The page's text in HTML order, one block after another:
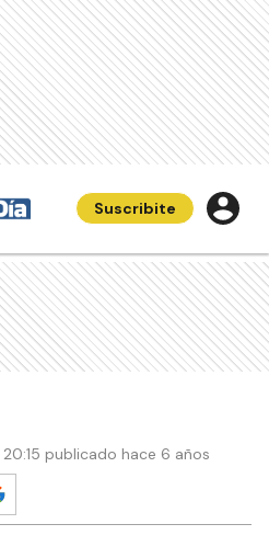
Suscribite
publicado hace 6 años